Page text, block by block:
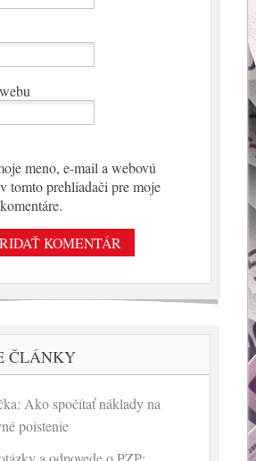
meno, e-mail a webovú
tomto prehliadači pre moje
ČLÁNKY
Ako spočítať náklady na
poistenie